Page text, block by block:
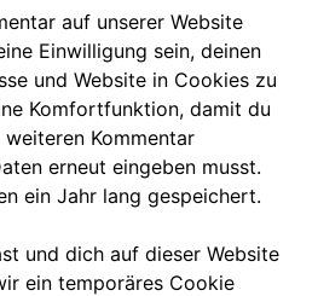
auf unserer Website
Einwilligung sein, deinen
und Website in Cookies zu
Komfortfunktion, damit du
Kommentar
erneut eingeben musst.
ein Jahr lang gespeichert.
und dich auf dieser Website
ein temporäres Cookie